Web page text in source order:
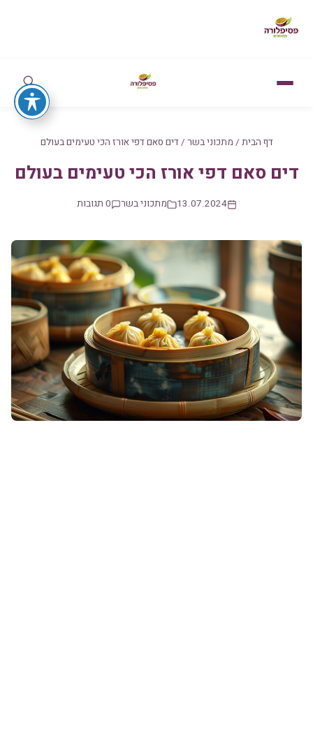
דף הבית / מתכוני בשר /דים סאם דפי אורז הכי טעימים בעולם
דים סאם דפי אורז הכי טעימים בעולם
13.07.2024 מתכוני בשר 0 תגובות